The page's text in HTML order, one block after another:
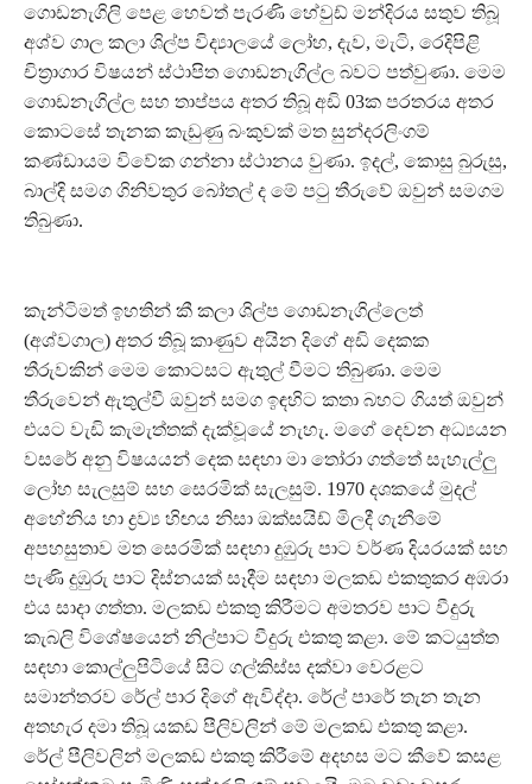
ගොඩනැගිලි පෙළ හෙවත් පැරණි හේවුඩ් මන්දිරය සතුව තිබූ
අශ්ව ගාල කලා ශිල්ප විද්‍යාලයේ ලෝහ, දැව, මැටි, රෙදිපිළි
චිත්‍රාගාර විෂයන් ස්ථාපිත ගොඩනැගිල්ල බවට පත්වුණා. මෙම
ගොඩනැගිල්ල සහ තාප්පය අතර තිබූ අඩි 03ක පරතරය අතර
කොටසේ තැනක කැඩුණු බංකුවක් මත සුන්දරලිංගම්
කණ්ඩායම විවේක ගන්නා ස්ථානය වුණා. ඉදල්, කොසු බුරුසු,
බාල්දි සමග ගිනිවතුර බෝතල් ද මේ පටු තීරුවේ ඔවුන් සමගම
තිබුණා.
කැන්ටිමත් ඉහතින් කී කලා ශිල්ප ගොඩනැගිල්ලෙත්
(අශ්වගාල) අතර තිබූ කාණුව අයින දිගේ අඩි දෙකක
තීරුවකින් මෙම කොටසට ඇතුල් වීමට තිබුණා. මෙම
තීරුවෙන් ඇතුල්වී ඔවුන් සමග ඉඳහිට කතා බහට ගියත් ඔවුන්
එයට වැඩි කැමැත්තක් දැක්වූයේ නැහැ. මගේ දෙවන අධ්‍යයන
වසරේ අනු විෂයයන් දෙක සඳහා මා තෝරා ගත්තේ සැහැල්ලු
ලෝහ සැලසුම් සහ සෙරමික් සැලසුම්. 1970 දශකයේ මුදල්
අහේනිය හා ද්‍රව්‍ය හිඟය නිසා ඔක්සයිඩ් මිලදී ගැනීමේ
අපහසුතාව මත සෙරමික් සඳහා දුඹුරු පාට වර්ණ දියරයක් සහ
පැණි දුඹුරු පාට දිස්නයක් සෑදීම සඳහා මලකඩ එකතුකර අඹරා
එය සාදා ගත්තා. මලකඩ එකතු කිරීමට අමතරව පාට වීදුරු
කැබලි විශේෂයෙන් නිල්පාට වීදුරු එකතු කළා. මේ කටයුත්ත
සඳහා කොල්ලුපිටියේ සිට ගල්කිස්ස දක්වා වෙරළට
සමාන්තරව රේල් පාර දිගේ ඇවිද්දා. රේල් පාරේ තැන තැන
අතහැර දමා තිබූ යකඩ පීලිවලින් මේ මලකඩ එකතු කළා.
රේල් පීලිවලින් මලකඩ එකතු කිරීමේ අදහස මට කීවේ කසළ